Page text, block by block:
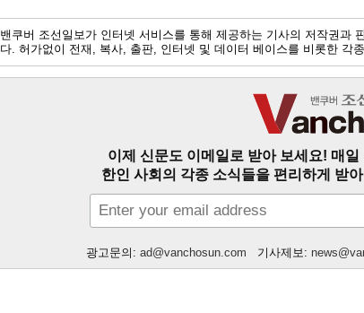
밴쿠버 조선일보가 인터넷 서비스를 통해 제공하는 기사의 저작권과
다. 허가없이 전재, 복사, 출판, 인터넷 및 데이터 베이스를 비롯한 각
이제 신문도 이메일로 받아 보세요! 매
한인 사회의 각종 소식들을 편리하게 받
광고문의: ad@vanchosun.com 기사제보: